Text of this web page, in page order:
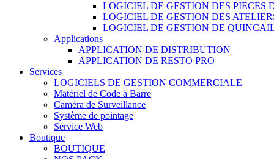
LOGICIEL DE GESTION DES PIECES
LOGICIEL DE GESTION DES
LOGICIEL DE GESTION DE
Applications
APPLICATION DE DISTRIBUTION
APPLICATION DE RESTO PRO
Services
LOGICIELS DE GESTION COMMERCIALE
Matériel de Code à Barre
Caméra de Surveillance
Système de pointage
Service Web
Boutique
BOUTIQUE